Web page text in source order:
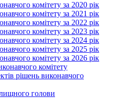
комітету за 2020 рік
комітету за 2021 рік
комітету за 2022 рік
комітету за 2023 рік
комітету за 2024 рік
комітету за 2025 рік
комітету за 2026 рік
комітету
рішень виконавчого
голови